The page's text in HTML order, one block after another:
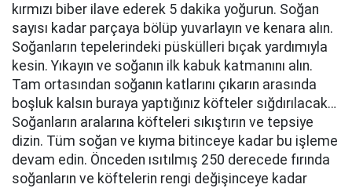
kırmızı biber ilave ederek 5 dakika yoğurun. Soğan
sayısı kadar parçaya bölüp yuvarlayın ve kenara alın.
Soğanların tepelerindeki püskülleri bıçak yardımıyla
kesin. Yıkayın ve soğanın ilk kabuk katmanını alın.
Tam ortasından soğanın katlarını çıkarın arasında
boşluk kalsın buraya yaptığınız köfteler sığdırılacak…
Soğanların aralarına köfteleri sıkıştırın ve tepsiye
dizin. Tüm soğan ve kıyma bitinceye kadar bu işleme
devam edin. Önceden ısıtılmış 250 derecede fırında
soğanların ve köftelerin rengi değişinceye kadar